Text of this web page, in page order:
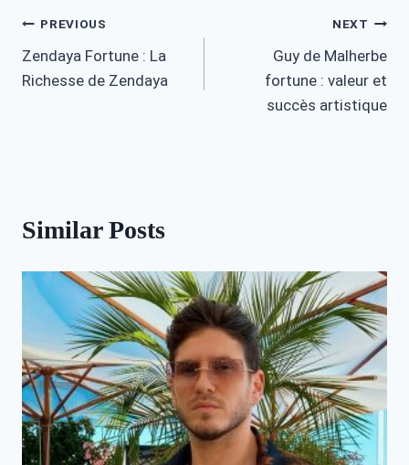
Post
navigation
PREVIOUS
Zendaya Fortune : La
Richesse de Zendaya
NEXT
Guy de Malherbe
fortune : valeur et
succès artistique
Similar Posts